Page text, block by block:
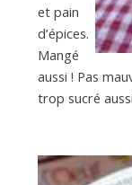
et pain
d’épices.
Mangé
aussi ! Pas
trop sucré